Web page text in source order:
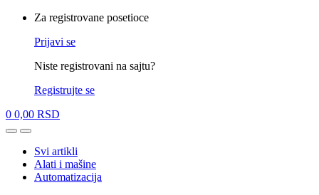
Za registrovane posetioce
Prijavi se
Niste registrovani na sajtu?
Registrujte se
0 0,00 RSD
OpenClose
Svi artikli
Alati i mašine
Automatizacija